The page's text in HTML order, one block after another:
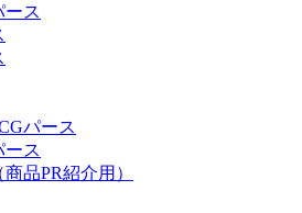
ース
パース
ース
品PR紹介用）